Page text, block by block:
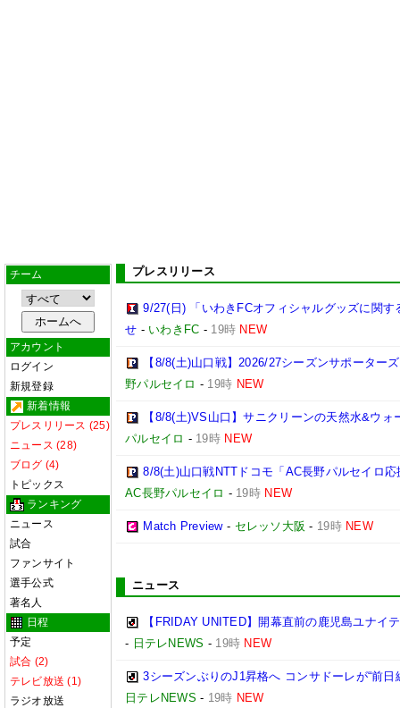
チーム
アカウント
ログイン
新規登録
新着情報
プレスリリース (25)
ニュース (28)
ブログ (4)
トピックス
ランキング
ニュース
試合
ファンサイト
選手公式
著名人
日程
予定
試合 (2)
テレビ放送 (1)
ラジオ放送
プレスリリース
9/27(日) 「いわきFCオフィシャルグッズに関
せ - いわきFC - 19時 NEW
【8/8(土)山口戦】2026/27シーズンサポーター
野パルセイロ - 19時 NEW
【8/8(土)VS山口】サニクリーンの天然水&ウ
パルセイロ - 19時 NEW
8/8(土)山口戦NTTドコモ「AC長野パルセイロ
AC長野パルセイロ - 19時 NEW
Match Preview- セレッソ大阪 - 19時 NEW
ニュース
【FRIDAY UNITED】開幕直前の鹿児島ユナイ
- 日テレNEWS - 19時 NEW
3シーズンぶりのJ1昇格へ コンサドーレが“前
日テレNEWS - 19時 NEW